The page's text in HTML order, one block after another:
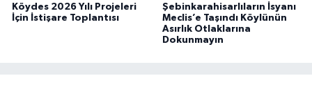
Köydes 2026 Yılı Projeleri
İçin İstişare Toplantısı
Şebinkarahisarlıların İsyanı
Meclis’e Taşındı Köylünün
Asırlık Otlaklarına
Dokunmayın